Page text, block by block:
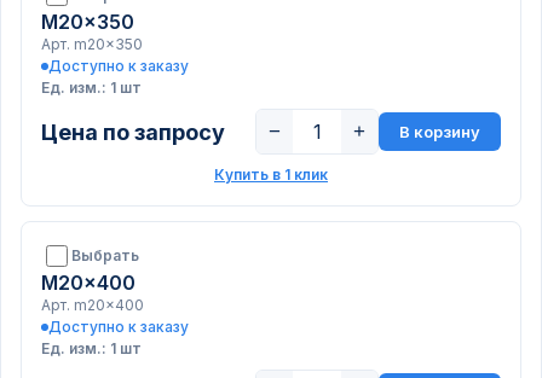
M20x350
Арт. m20x350
Доступно к заказу
Ед. изм.: 1 шт
Цена по запросу − + В корзину
Купить в 1 клик
Выбрать
M20x400
Арт. m20x400
Доступно к заказу
Ед. изм.: 1 шт